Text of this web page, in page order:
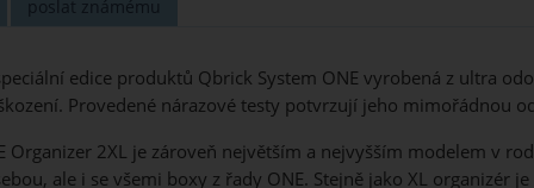
poslat známému
edice produktů Qbrick System ONE vyrobená z ultra
Provedené nárazové testy potvrzují jeho mimořádnou
Organizer 2XL je zároveň největším a nejvyšším modelem v
ale i se všemi boxy z řady ONE. Stejně jako XL organizér